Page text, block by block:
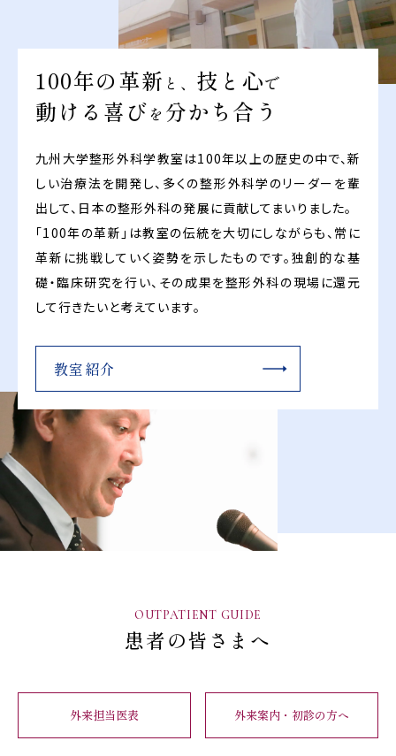
100年の革新 と、 技と心で
動ける喜び を 分かち合う
九州大学整形外科学教室は100年以上の歴史の中で、新
しい治療法を開発し、多くの整形外科学のリーダーを輩
出して、日本の整形外科の発展に貢献してまいりました。
「100年の革新」は教室の伝統を大切にしながらも、常に
革新に挑戦していく姿勢を示したものです。独創的な基
礎・臨床研究を行い、その成果を整形外科の現場に還元
して行きたいと考えています。
教室紹介
OUTPATIENT GUIDE
患者の皆さまへ
外来担当医表 外来案内・初診の方へ